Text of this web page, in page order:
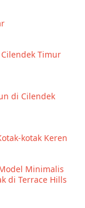
Timur
di Cilendek
kotak Keren
Minimalis
di Terrace Hills